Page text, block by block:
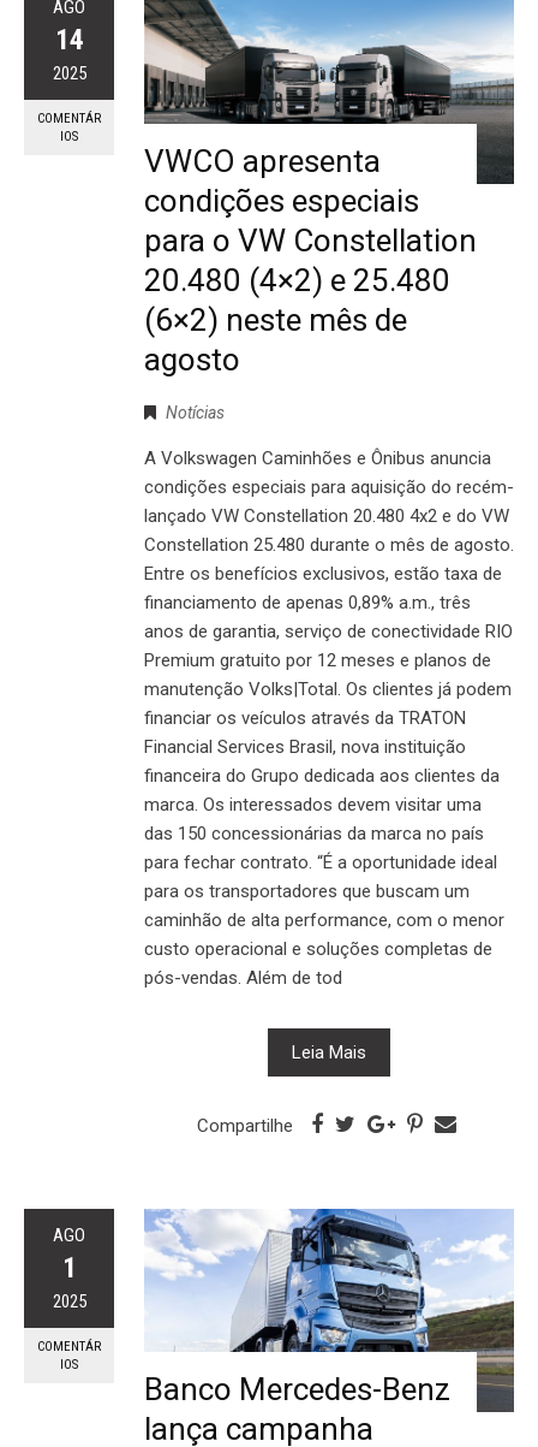
AGO
14
2025
COMENTÁR
IOS
VWCO apresenta
condições especiais
para o VW Constellation
20.480 (4×2) e 25.480
(6×2) neste mês de
agosto
Notícias
A Volkswagen Caminhões e Ônibus anuncia
condições especiais para aquisição do recém-
lançado VW Constellation 20.480 4x2 e do VW
Constellation 25.480 durante o mês de agosto.
Entre os benefícios exclusivos, estão taxa de
financiamento de apenas 0,89% a.m., três
anos de garantia, serviço de conectividade RIO
Premium gratuito por 12 meses e planos de
manutenção Volks|Total. Os clientes já podem
financiar os veículos através da TRATON
Financial Services Brasil, nova instituição
financeira do Grupo dedicada aos clientes da
marca. Os interessados devem visitar uma
das 150 concessionárias da marca no país
para fechar contrato. “É a oportunidade ideal
para os transportadores que buscam um
caminhão de alta performance, com o menor
custo operacional e soluções completas de
pós-vendas. Além de tod
Leia Mais
Compartilhe
AGO
1
2025
COMENTÁR
IOS
Banco Mercedes-Benz
lança campanha